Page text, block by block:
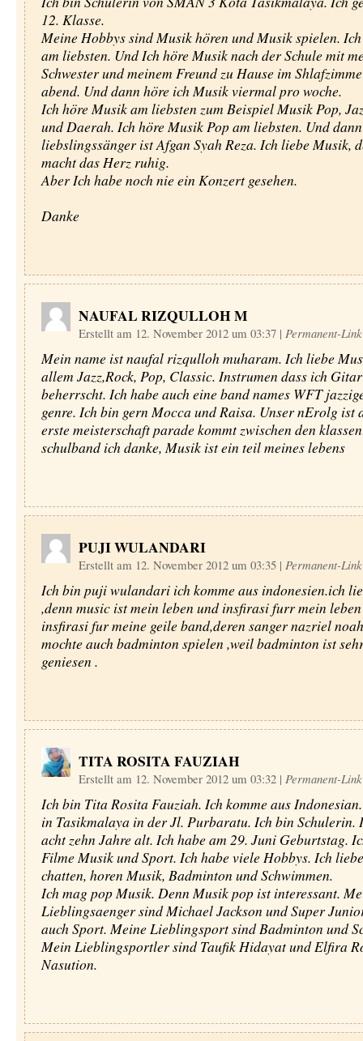
12. Klasse.
Meine Hobbys sind Musik hören und Musik spielen.
am liebsten. Und Ich höre Musik nach der Schule mit
Schwester und meinem Freund zu Hause im
abend. Und dann höre ich Musik viermal pro woche.
Ich höre Musik am liebsten zum Beispiel Musik Pop,
und Daerah. Ich höre Musik Pop am liebsten. Und
liebslingssänger ist Afgan Syah Reza. Ich liebe Musik,
macht das Herz ruhig.
Aber Ich habe noch nie ein Konzert gesehen.
Danke
NAUFAL RIZQULLOH M
Erstellt am 12. November 2012 um 03:37 | Permanent-Link
Mein name ist naufal rizqulloh muharam. Ich liebe
allem Jazz,Rock, Pop, Classic. Instrumen dass ich
beherrscht. Ich habe auch eine band names WFT
genre. Ich bin gern Mocca und Raisa. Unser nErolg ist
erste meisterschaft parade kommt zwischen den
schulband ich danke, Musik ist ein teil meines lebens
PUJI WULANDARI
Erstellt am 12. November 2012 um 03:35 | Permanent-Link
Ich bin puji wulandari ich komme aus indonesien.ich
,denn music ist mein leben und insfirasi furr mein
insfirasi fur meine geile band,deren sanger nazriel
mochte auch badminton spielen ,weil badminton ist
geniesen .
TITA ROSITA FAUZIAH
Erstellt am 12. November 2012 um 03:32 | Permanent-Link
Ich bin Tita Rosita Fauziah. Ich komme aus
in Tasikmalaya in der Jl. Purbaratu. Ich bin Schulerin.
acht zehn Jahre alt. Ich habe am 29. Juni Geburtstag.
Filme Musik und Sport. Ich habe viele Hobbys. Ich
chatten, horen Musik, Badminton und Schwimmen.
Ich mag pop Musik. Denn Musik pop ist interessant.
Lieblingsaenger sind Michael Jackson und Super
auch Sport. Meine Lieblingsport sind Badminton und
Mein Lieblingsportler sind Taufik Hidayat und Elfira
Nasution.